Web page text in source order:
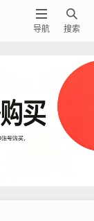

搜索

导航